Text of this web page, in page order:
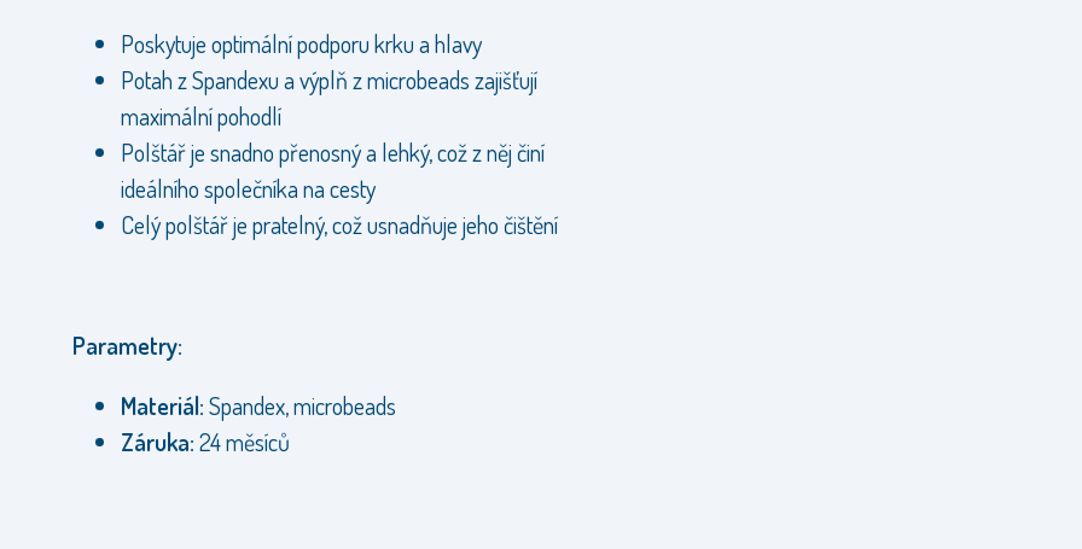
Poskytuje optimální podporu krku a hlavy
Potah z Spandexu a výplň z microbeads zajišťují
maximální pohodlí
Polštář je snadno přenosný a lehký, což z něj činí
ideálního společníka na cesty
Celý polštář je pratelný, což usnadňuje jeho čištění
Parametry:
Materiál:Spandex, microbeads
Záruka:24 měsíců